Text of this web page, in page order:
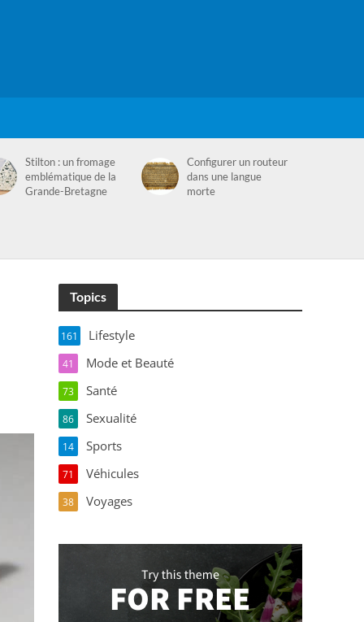
Stilton : un fromage
emblématique de la
Grande-Bretagne
Configurer un routeur
dans une langue
morte
Topics
Lifestyle
161
Mode et Beauté
41
Santé
73
Sexualité
86
Sports
14
Véhicules
71
Voyages
38